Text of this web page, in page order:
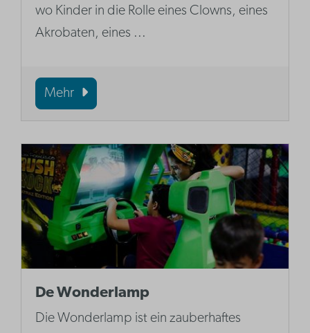
wo Kinder in die Rolle eines Clowns, eines
Akrobaten, eines ...
Mehr
De Wonderlamp
Die Wonderlamp ist ein zauberhaftes